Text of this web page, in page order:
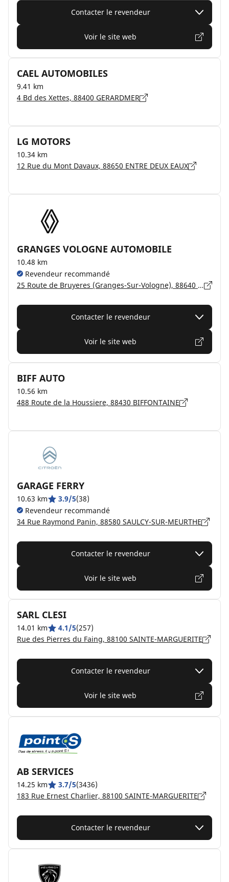
Contacter le revendeur
Voir le site web
CAEL AUTOMOBILES
9.41 km
4 Bd des Xettes, 88400 GERARDMER
LG MOTORS
10.34 km
12 Rue du Mont Davaux, 88650 ENTRE DEUX EAUX
GRANGES VOLOGNE AUTOMOBILE
10.48 km
Revendeur recommandé
25 Route de Bruyeres (Granges-Sur-Vologne), 88640 GRANGES-AUMONTZEY
Contacter le revendeur
Voir le site web
BIFF AUTO
10.56 km
488 Route de la Houssiere, 88430 BIFFONTAINE
GARAGE FERRY
10.63 km 3.9/5(38)
Revendeur recommandé
34 Rue Raymond Panin, 88580 SAULCY-SUR-MEURTHE
Contacter le revendeur
Voir le site web
SARL CLESI
14.01 km 4.1/5(257)
Rue des Pierres du Faing, 88100 SAINTE-MARGUERITE
Contacter le revendeur
Voir le site web
AB SERVICES
14.25 km 3.7/5(3436)
183 Rue Ernest Charlier, 88100 SAINTE-MARGUERITE
Contacter le revendeur